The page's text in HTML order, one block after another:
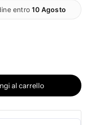
entro10 Agosto
al carrello